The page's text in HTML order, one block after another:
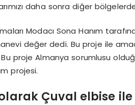
daha sonra diğer
Modacı Sona Hanım
değer dedi. Bu proje ile
proje Almanya sorumlusu
projesi.
Çuval elbise